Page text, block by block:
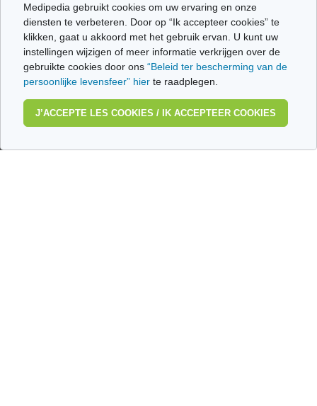
Medipedia gebruikt cookies om uw ervaring en onze
diensten te verbeteren. Door op “Ik accepteer cookies” te
klikken, gaat u akkoord met het gebruik ervan. U kunt uw
instellingen wijzigen of meer informatie verkrijgen over de
gebruikte cookies door ons “Beleid ter bescherming van de
persoonlijke levensfeer” hier te raadplegen.
J’ACCEPTE LES COOKIES / IK ACCEPTEER COOKIES
Infor-Homes Wallonie
Infor-Homes Bruxelles
Alzheimer Belgium